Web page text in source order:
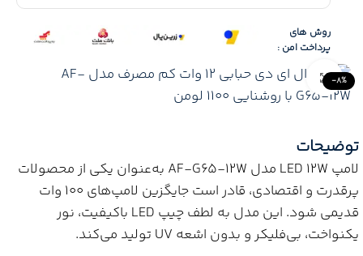
-8%
Click to enlarge
روش های
پرداخت امن :
توضیحات
لامپ LED 12W مدل AF-G65-12W به‌عنوان یکی از محصولات
پرقدرت و اقتصادی، قادر است جایگزین لامپ‌های 100 وات
قدیمی شود. این مدل به لطف چیپ LED باکیفیت، نور
یکنواخت، بی‌فلیکر و بدون اشعه UV تولید می‌کند.